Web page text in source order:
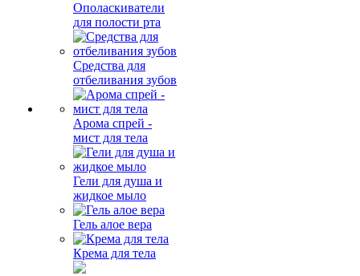
Ополаскиватели
для полости рта
Средства для
отбеливания зубов
Арома спрей -
мист для тела
Гели для душа и
жидкое мыло
Гель алое вера
Крема для тела